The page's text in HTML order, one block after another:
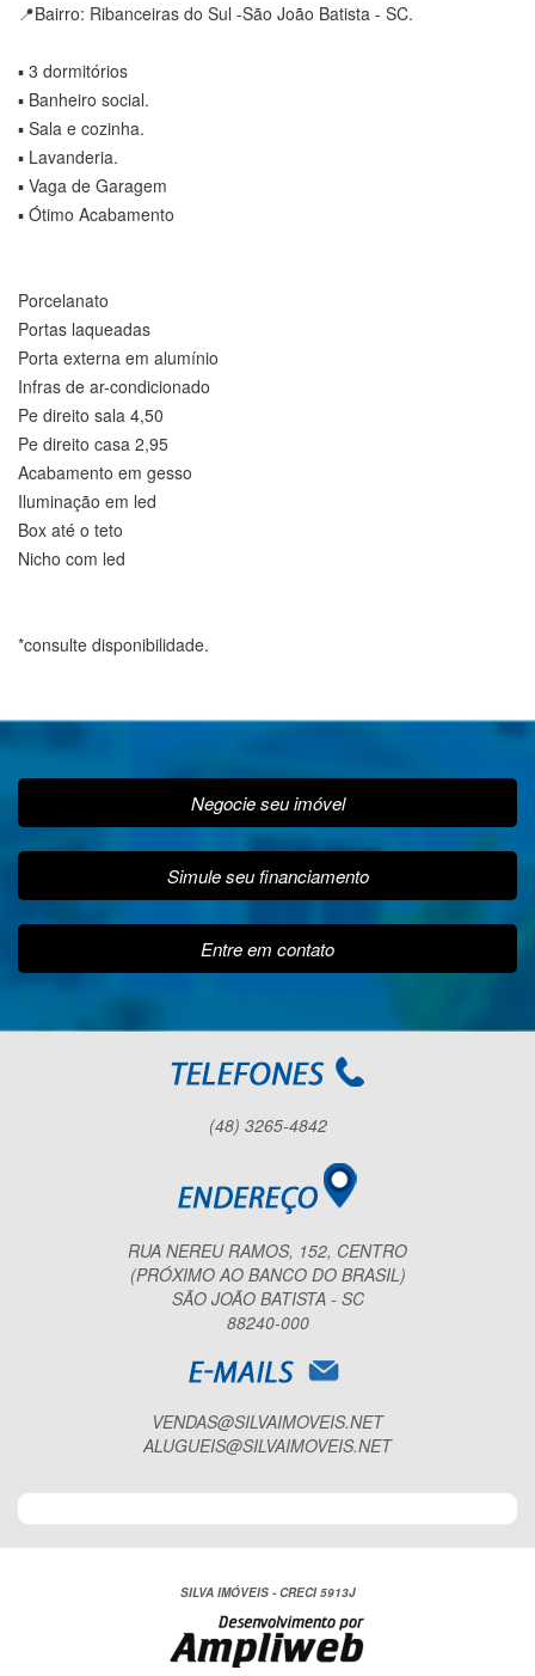
📍Bairro: Ribanceiras do Sul -São João Batista - SC.
▪️ 3 dormitórios
▪️ Banheiro social.
▪️ Sala e cozinha.
▪️ Lavanderia.
▪️ Vaga de Garagem
▪️ Ótimo Acabamento
Porcelanato
Portas laqueadas
Porta externa em alumínio
Infras de ar-condicionado
Pe direito sala 4,50
Pe direito casa 2,95
Acabamento em gesso
Iluminação em led
Box até o teto
Nicho com led
*consulte disponibilidade.
Negocie seu imóvel
Simule seu financiamento
Entre em contato
(48) 3265-4842
RUA NEREU RAMOS, 152, CENTRO
(PRÓXIMO AO BANCO DO BRASIL)
SÃO JOÃO BATISTA - SC
88240-000
VENDAS@SILVAIMOVEIS.NET
ALUGUEIS@SILVAIMOVEIS.NET
SILVA IMÓVEIS - CRECI 5913J